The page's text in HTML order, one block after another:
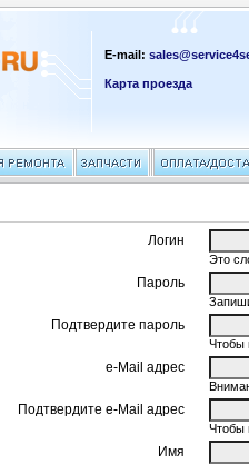
E-mail:
Карта проезда
Логин
Это
Пароль
Подтвердите пароль
Чтобы
e-Mail адрес
Подтвердите e-Mail адрес
Чтобы
Имя